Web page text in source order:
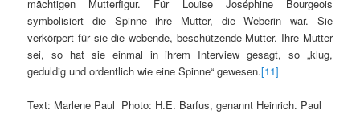
mächtigen Mutterfigur. Für Louise Joséphine Bourgeois
symbolisiert die Spinne ihre Mutter, die Weberin war. Sie
verkörpert für sie die webende, beschützende Mutter. Ihre Mutter
sei, so hat sie einmal in ihrem Interview gesagt, so „klug,
geduldig und ordentlich wie eine Spinne“ gewesen.[11]
Text: Marlene Paul Photo: H.E. Barfus, genannt Heinrich. Paul